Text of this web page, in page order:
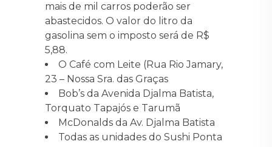
mais de mil carros poderão ser
abastecidos. O valor do litro da
gasolina sem o imposto será de R$
5,88.
O Café com Leite (Rua Rio Jamary,
23 – Nossa Sra. das Graças
Bob’s da Avenida Djalma Batista,
Torquato Tapajós e Tarumã
McDonalds da Av. Djalma Batista
Todas as unidades do Sushi Ponta